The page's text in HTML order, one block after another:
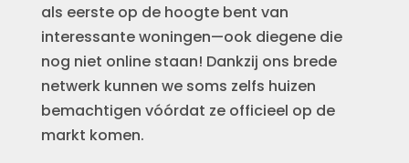
als eerste op de hoogte bent van
interessante woningen—ook diegene die
nog niet online staan! Dankzij ons brede
netwerk kunnen we soms zelfs huizen
bemachtigen vóórdat ze officieel op de
markt komen.